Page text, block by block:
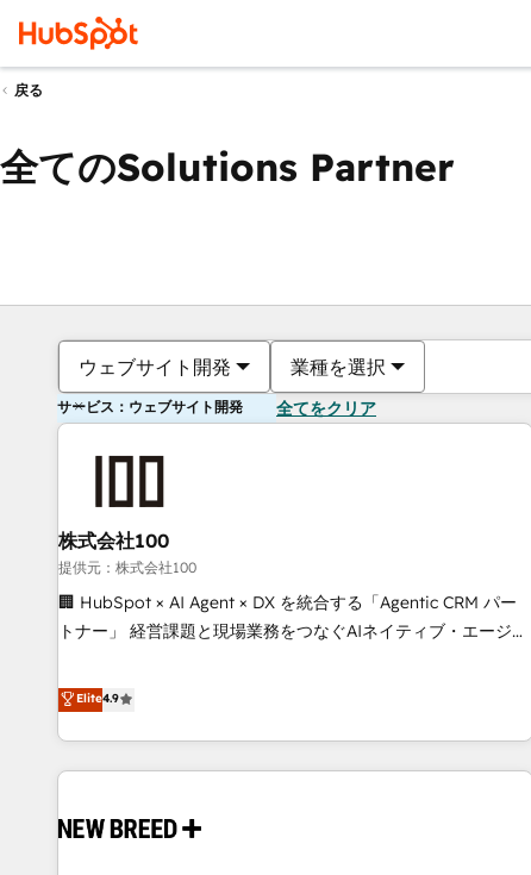
戻る
全てのSolutions Partner
ウェブサイト開発 業種を選択
サービス：ウェブサイト開発 全てをクリア
株式会社100
提供元：株式会社100
🏢 HubSpot × AI Agent × DX を統合する「Agentic CRM パー
トナー」 経営課題と現場業務をつなぐAIネイティブ・エージェ
再設計します。 💡 100inc は何をする会社か？ HubSpotを共
通基盤に、AIエージェントを組み込んだ顧客フロント業務（マ
ーケティング・営業・CS）を組織全体で設計・実装する日本の
AIネイティブ・エージェンシーです。事業部・グループ会社・
CRMを軸とした全社共通基盤に再構築します。意思決定者・
Elite4.9